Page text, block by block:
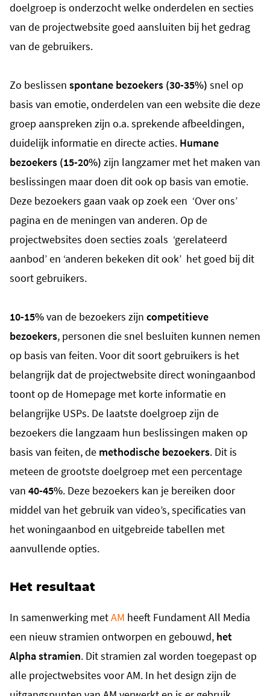
doelgroep is onderzocht welke onderdelen en secties
van de projectwebsite goed aansluiten bij het gedrag
van de gebruikers.
Zo beslissen spontane bezoekers (30-35%) snel op
basis van emotie, onderdelen van een website die deze
groep aanspreken zijn o.a. sprekende afbeeldingen,
duidelijk informatie en directe acties. Humane
bezoekers (15-20%) zijn langzamer met het maken van
beslissingen maar doen dit ook op basis van emotie.
Deze bezoekers gaan vaak op zoek een ‘Over ons’
pagina en de meningen van anderen. Op de
projectwebsites doen secties zoals ‘gerelateerd
aanbod’ en ‘anderen bekeken dit ook’ het goed bij dit
soort gebruikers.
10-15%van de bezoekers zijn competitieve
bezoekers, personen die snel besluiten kunnen nemen
op basis van feiten. Voor dit soort gebruikers is het
belangrijk dat de projectwebsite direct woningaanbod
toont op de Homepage met korte informatie en
belangrijke USPs. De laatste doelgroep zijn de
bezoekers die langzaam hun beslissingen maken op
basis van feiten, de methodische bezoekers. Dit is
meteen de grootste doelgroep met een percentage
van 40-45%. Deze bezoekers kan je bereiken door
middel van het gebruik van video’s, specificaties van
het woningaanbod en uitgebreide tabellen met
aanvullende opties.
Het resultaat
In samenwerking metAM heeft Fundament All Media
een nieuw stramien ontworpen en gebouwd, het
Alpha stramien. Dit stramien zal worden toegepast op
alle projectwebsites voor AM. In het design zijn de